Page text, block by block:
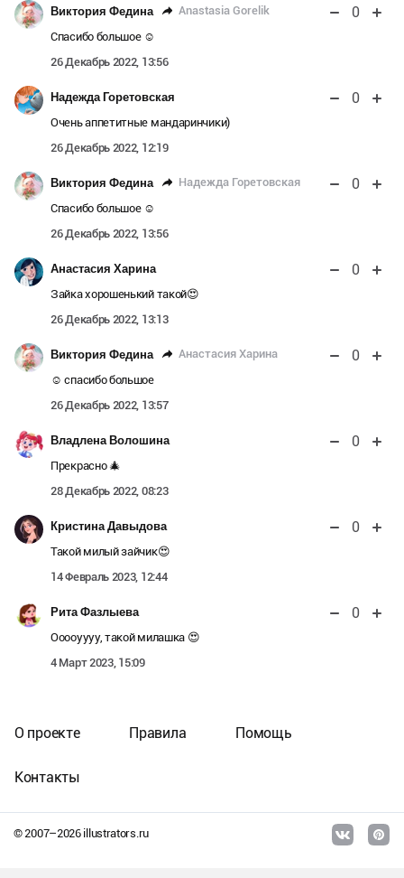
Виктория Федина Anastasia Gorelik 0
Спасибо большое ☺️
26 Декабрь 2022, 13:56
Надежда Горетовская 0
Очень аппетитные мандаринчики)
26 Декабрь 2022, 12:19
Виктория Федина Надежда Горетовская 0
Спасибо большое ☺️
26 Декабрь 2022, 13:56
Анастасия Харина 0
Зайка хорошенький такой😍
26 Декабрь 2022, 13:13
Виктория Федина Анастасия Харина 0
☺️ спасибо большое
26 Декабрь 2022, 13:57
Владлена Волошина 0
Прекрасно 🎄
28 Декабрь 2022, 08:23
Кристина Давыдова 0
Такой милый зайчик😍
14 Февраль 2023, 12:44
Рита Фазлыева 0
Ооооуууу, такой милашка 😍
4 Март 2023, 15:09
© 2007–2026illustrators.ru
О проекте Правила Помощь
Контакты